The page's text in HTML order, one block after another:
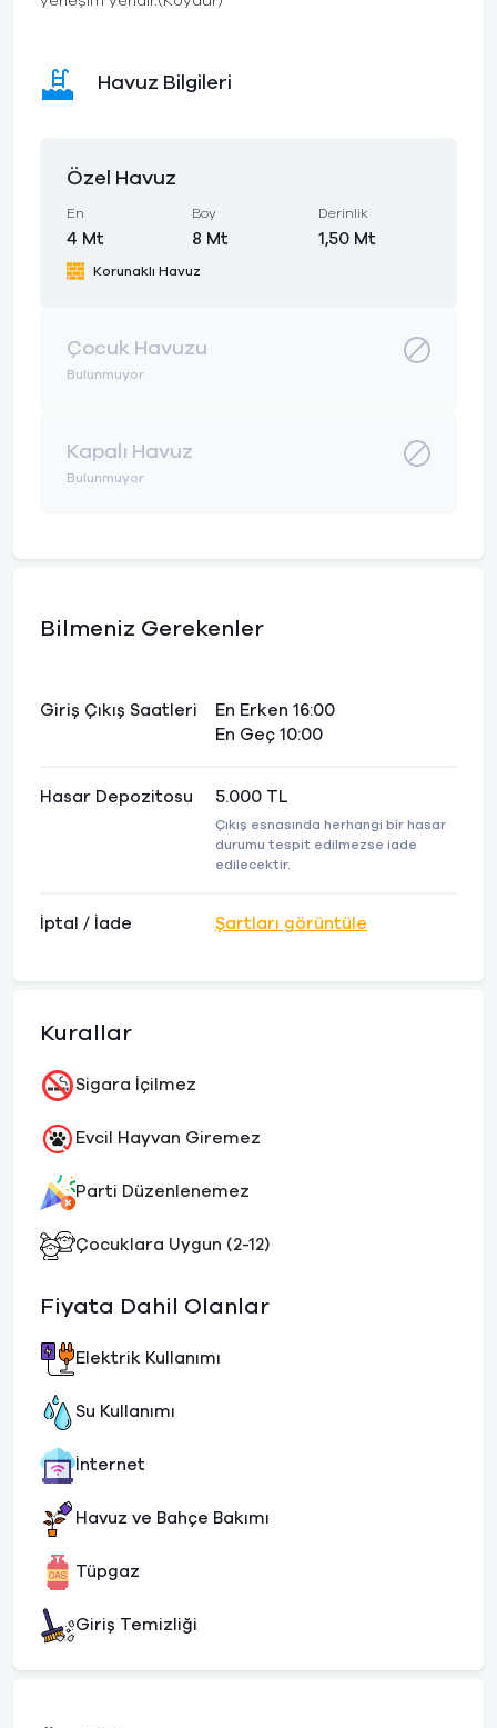
Havuz Bilgileri
Özel Havuz
En
4 Mt
Boy
8 Mt
Derinlik
1,50 Mt
Korunaklı Havuz
Çocuk Havuzu
Bulunmuyor
Kapalı Havuz
Bulunmuyor
Bilmeniz Gerekenler
Giriş Çıkış Saatleri
En Erken 16:00
En Geç 10:00
Hasar Depozitosu 5.000 TL
Çıkış esnasında herhangi bir hasar
durumu tespit edilmezse iade
edilecektir.
İptal / İade Şartları görüntüle
Kurallar
Sigara İçilmez
Evcil Hayvan Giremez
Parti Düzenlenemez
Çocuklara Uygun (2-12)
Fiyata Dahil Olanlar
Elektrik Kullanımı
Su Kullanımı
İnternet
Havuz ve Bahçe Bakımı
Tüpgaz
Giriş Temizliği